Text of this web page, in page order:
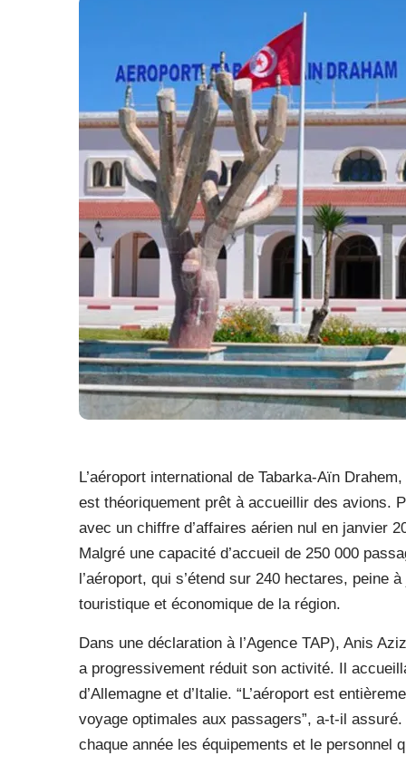
L’aéroport international de Tabarka-Aïn
est théoriquement prêt à accueillir des avions.
avec un chiffre d’affaires aérien nul en janvier
Malgré une capacité d’accueil de 250 000
l’aéroport, qui s’étend sur 240 hectares, peine
touristique et économique de la région.
Dans une déclaration à l’Agence TAP), Anis
a progressivement réduit son activité. Il
d’Allemagne et d’Italie. “L’aéroport est
voyage optimales aux passagers”, a-t-il
chaque année les équipements et le personnel